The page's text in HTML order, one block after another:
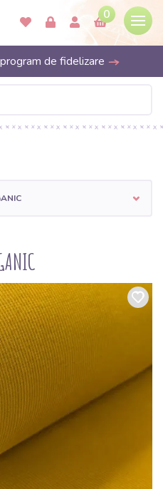
0
de fidelizare